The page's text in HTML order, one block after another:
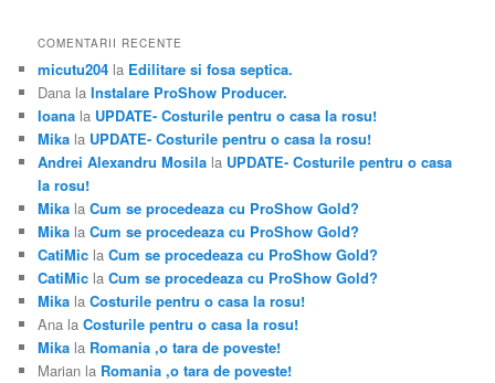
COMENTARII RECENTE
micutu204 la Edilitare si fosa septica.
Dana laInstalare ProShow Producer.
Ioana la UPDATE- Costurile pentru o casa la rosu!
Mika la UPDATE- Costurile pentru o casa la rosu!
Andrei Alexandru Mosila la UPDATE- Costurile pentru o casa
la rosu!
Mika laCum se procedeaza cu ProShow Gold?
Mika laCum se procedeaza cu ProShow Gold?
CatiMic laCum se procedeaza cu ProShow Gold?
CatiMic laCum se procedeaza cu ProShow Gold?
Mika laCosturile pentru o casa la rosu!
Ana laCosturile pentru o casa la rosu!
Mika la Romania ,o tara de poveste!
Marian la Romania ,o tara de poveste!